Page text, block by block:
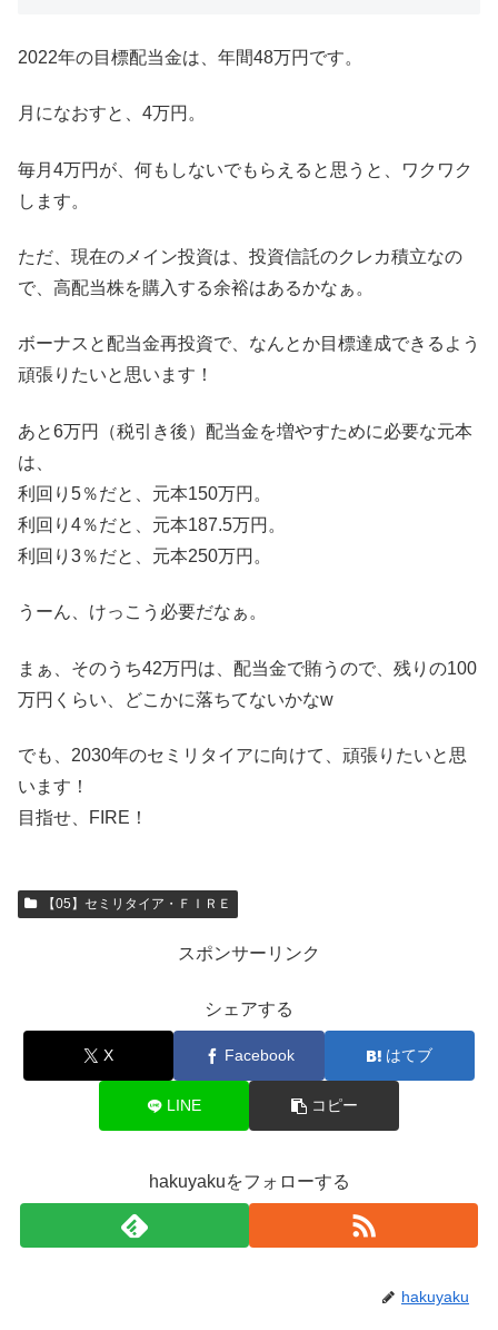
2022年の目標配当金は、年間48万円です。
月になおすと、4万円。
毎月4万円が、何もしないでもらえると思うと、ワクワク
します。
ただ、現在のメイン投資は、投資信託のクレカ積立なの
で、高配当株を購入する余裕はあるかなぁ。
ボーナスと配当金再投資で、なんとか目標達成できるよう
頑張りたいと思います！
あと6万円（税引き後）配当金を増やすために必要な元本
は、
利回り5％だと、元本150万円。
利回り4％だと、元本187.5万円。
利回り3％だと、元本250万円。
うーん、けっこう必要だなぁ。
まぁ、そのうち42万円は、配当金で賄うので、残りの100
万円くらい、どこかに落ちてないかなw
でも、2030年のセミリタイアに向けて、頑張りたいと思
います！
目指せ、FIRE！
【05】セミリタイア・ＦＩＲＥ
スポンサーリンク
シェアする
X Facebook はてブ
LINE コピー
hakuyakuをフォローする
hakuyaku